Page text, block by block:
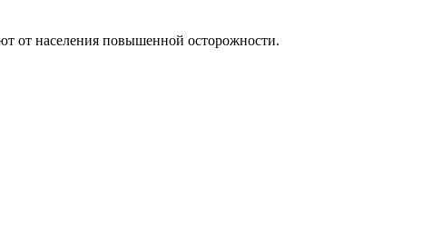
от населения повышенной осторожности.